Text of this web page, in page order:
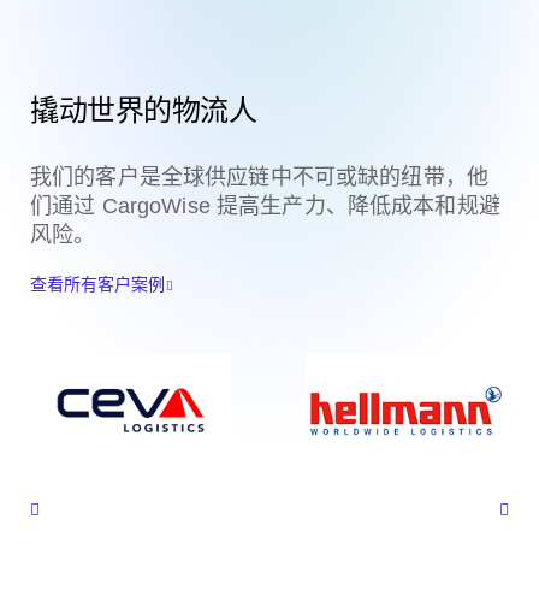
撬动世界的物流人
我们的客户是全球供应链中不可或缺的纽带，他
们通过 CargoWise 提高生产力、降低成本和规避
风险。
查看所有客户案例
 